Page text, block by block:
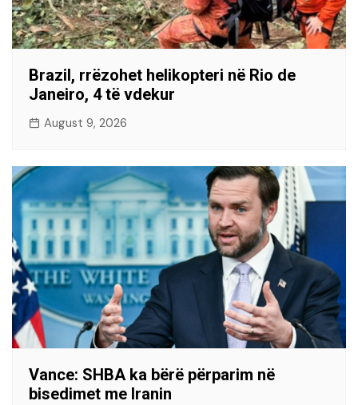
Brazil, rrëzohet helikopteri në Rio de
Janeiro, 4 të vdekur
August 9, 2026
Vance: SHBA ka bërë përparim në
bisedimet me Iranin